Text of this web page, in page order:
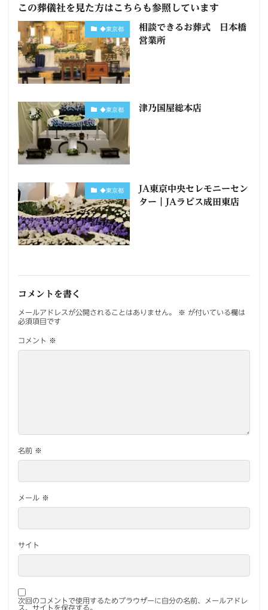
この葬儀社を見た方はこちらも参照しています
◆東京都
相談できるお葬式 日本橋
営業所
◆東京都 津乃国屋総本店
◆東京都
JA東京中央セレモニーセン
ター｜JAラビス成田東店
コメントを書く
メールアドレスが公開されることはありません。 ※ が付いている欄は
必須項目です
コメント ※
名前 ※
メール ※
サイト
次回のコメントで使用するためブラウザーに自分の名前、メールアドレ
ス、サイトを保存する。